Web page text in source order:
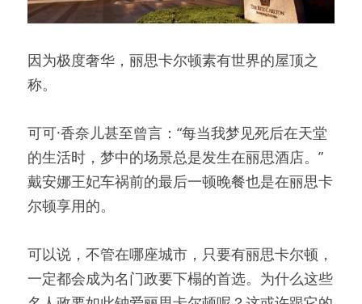
因为极度奢华，丽思卡尔顿素有世界的屋顶之
称。
可可·香奈儿甚至曾言：“每当我梦见死后在天堂
的生活时，梦中的场景总是发生在丽思酒店。”
戴安娜王妃车祸前的最后一顿晚餐也是在丽思卡
尔顿享用的。
可以说，不管在哪座城市，只要有丽思卡尔顿，
一定都会成为名门政要下榻的首选。为什么这些